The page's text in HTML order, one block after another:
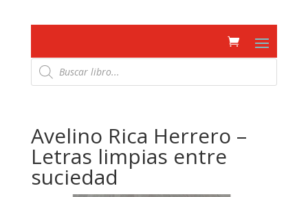
Búsqueda
de
productos
Avelino Rica Herrero –
Letras limpias entre
suciedad